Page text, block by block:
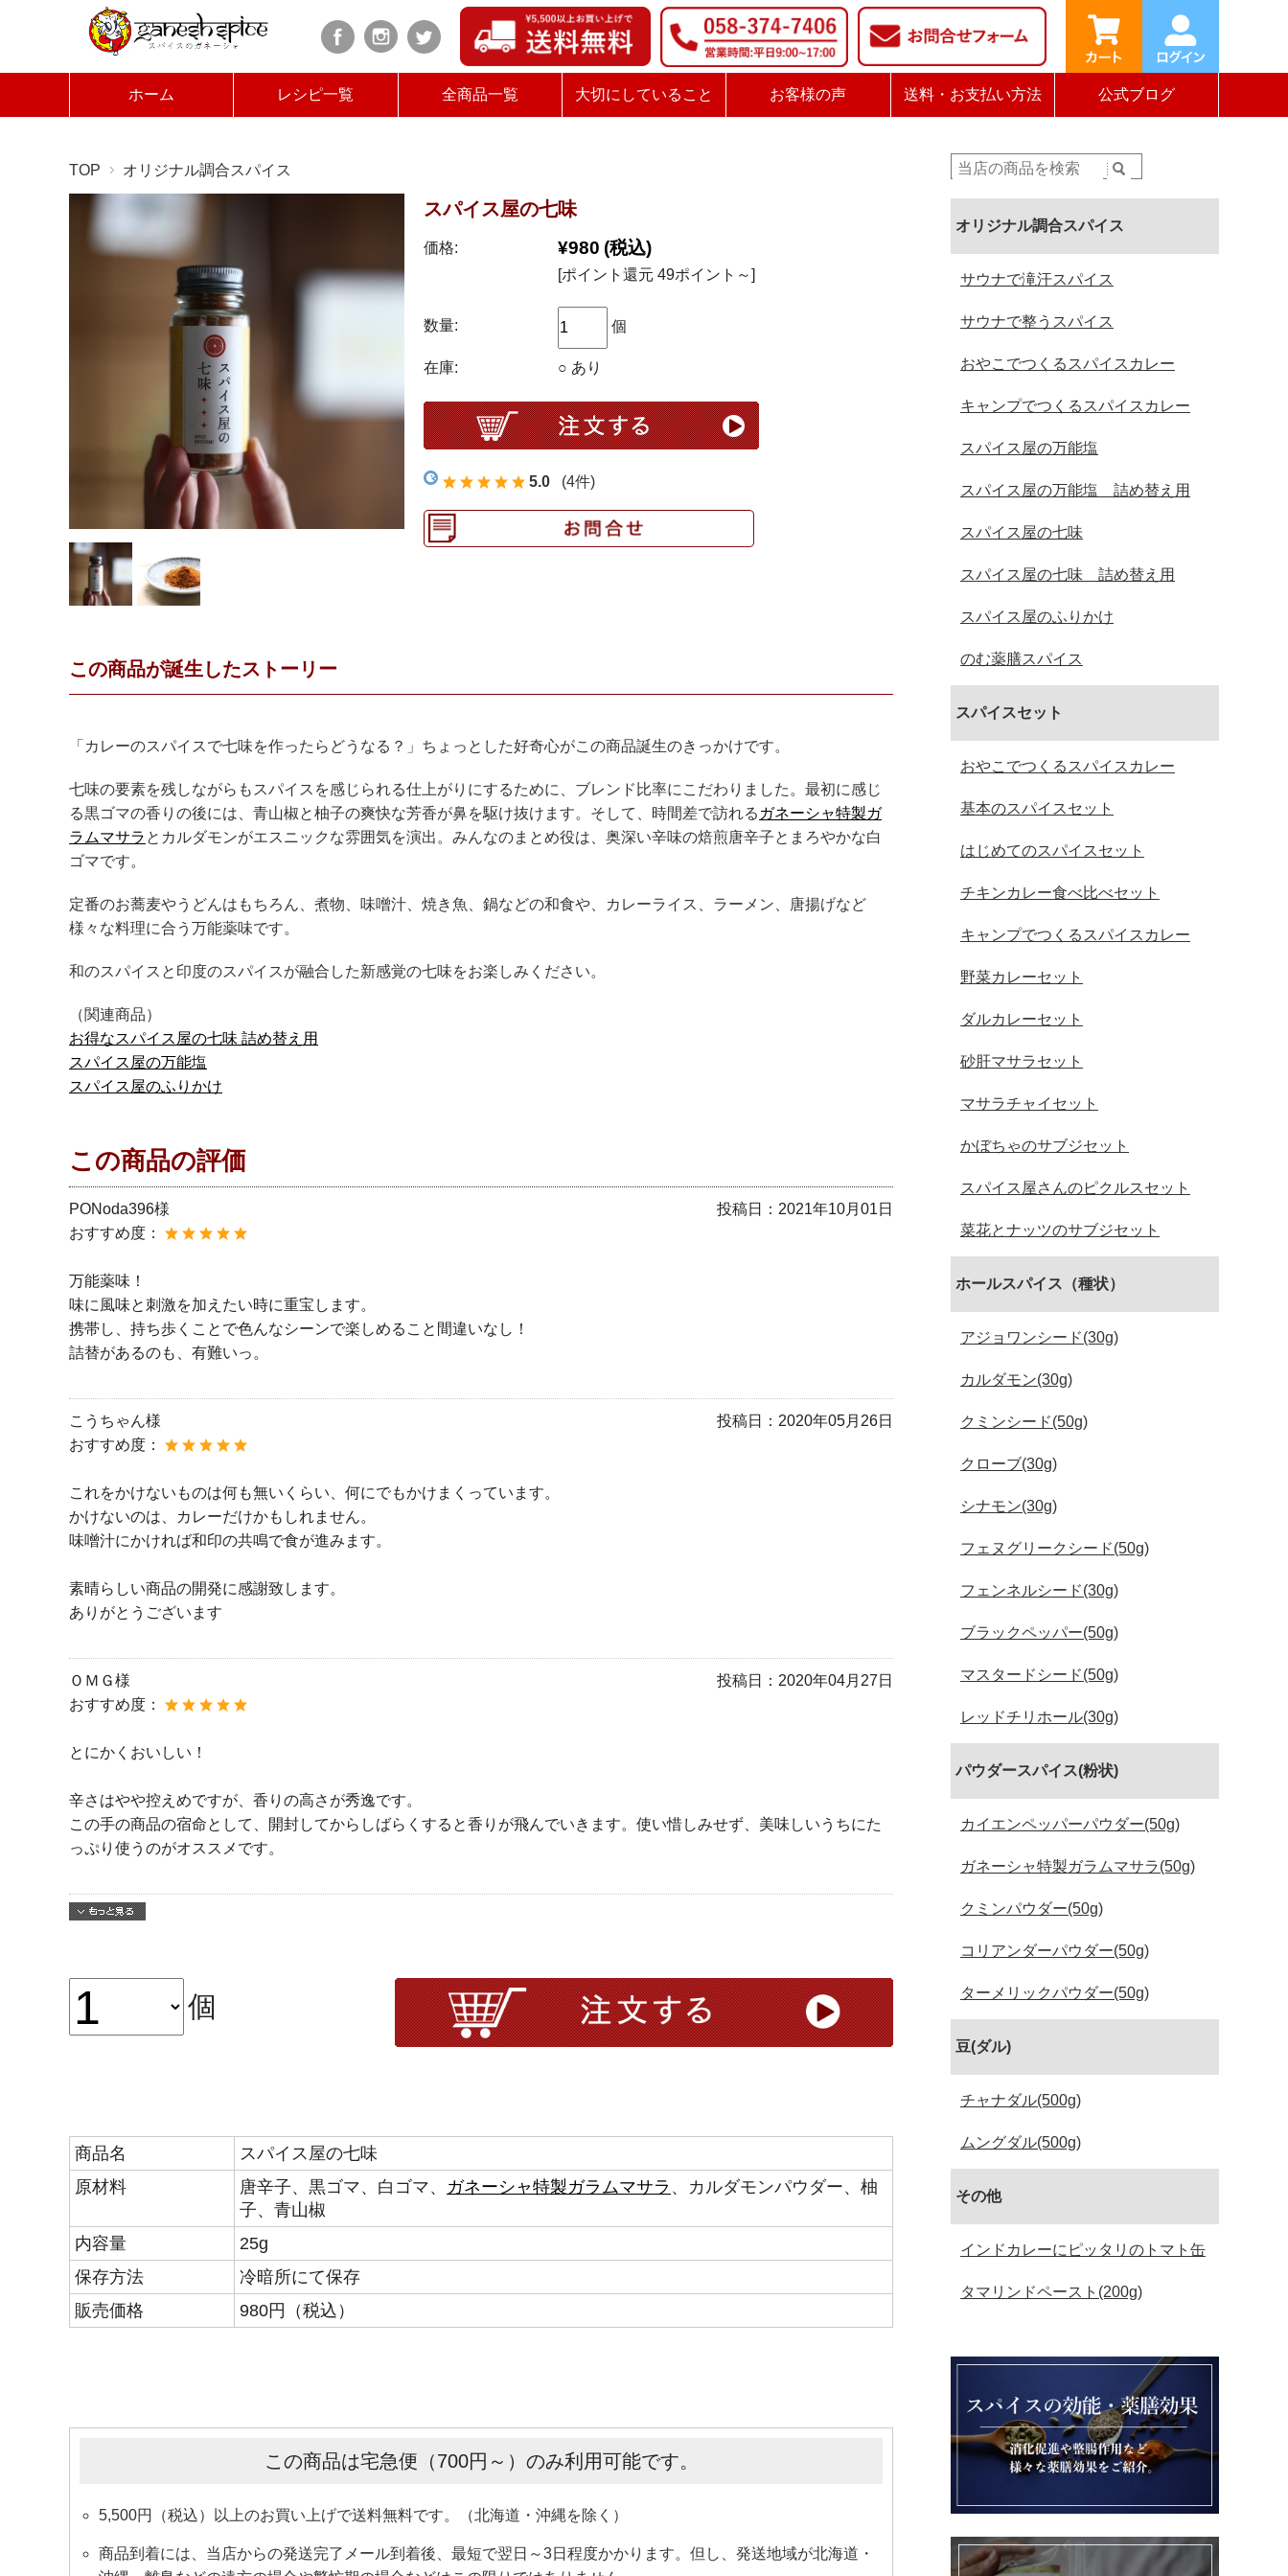
ホーム レシピ一覧 全商品一覧 大切にしていること お客様の声 送料・お支払い方法 公式ブログ
TOP オリジナル調合スパイス
スパイス屋の七味
価格: ¥980 (税込)
[ポイント還元 49ポイント～]
数量: 個
在庫: ○ あり
5.0 (4件)
この商品が誕生したストーリー
「カレーのスパイスで七味を作ったらどうなる？」ちょっとした好奇心がこの商品誕生のきっかけです。
七味の要素を残しながらもスパイスを感じられる仕上がりにするために、ブレンド比率にこだわりました。最初に感じ
る黒ゴマの香りの後には、青山椒と柚子の爽快な芳香が鼻を駆け抜けます。そして、時間差で訪れる ガネーシャ特製ガ
ラムマサラ とカルダモンがエスニックな雰囲気を演出。みんなのまとめ役は、奥深い辛味の焙煎唐辛子とまろやかな白
ゴマです。
定番のお蕎麦やうどんはもちろん、煮物、味噌汁、焼き魚、鍋などの和食や、カレーライス、ラーメン、唐揚げなど
様々な料理に合う万能薬味です。
和のスパイスと印度のスパイスが融合した新感覚の七味をお楽しみください。
（関連商品）
お得なスパイス屋の七味 詰め替え用
スパイス屋の万能塩
スパイス屋のふりかけ
この商品の評価
PONoda396様 投稿日： 2021年10月01日
おすすめ度：
万能薬味！
味に風味と刺激を加えたい時に重宝します。
携帯し、持ち歩くことで色んなシーンで楽しめること間違いなし！
詰替があるのも、有難いっ。
こうちゃん様 投稿日： 2020年05月26日
おすすめ度：
これをかけないものは何も無いくらい、何にでもかけまくっています。
かけないのは、カレーだけかもしれません。
味噌汁にかければ和印の共鳴で食が進みます。
素晴らしい商品の開発に感謝致します。
ありがとうございます
ＯＭＧ様 投稿日： 2020年04月27日
おすすめ度：
とにかくおいしい！
辛さはやや控えめですが、香りの高さが秀逸です。
この手の商品の宿命として、開封してからしばらくすると香りが飛んでいきます。使い惜しみせず、美味しいうちにた
っぷり使うのがオススメです。
個
商品名
スパイス屋の七味
原材料
唐辛子、黒ゴマ、白ゴマ、 ガネーシャ特製ガラムマサラ 、カルダモンパウダー、柚
子、青山椒
内容量
25g
保存方法
冷暗所にて保存
販売価格
980円（税込）
この商品は宅急便（700円～）のみ利用可能です。
5,500円（税込）以上のお買い上げで送料無料です。（北海道・沖縄を除く）
商品到着には、当店からの発送完了メール到着後、最短で翌日～3日程度かかります。但し、発送地域が北海道・
オリジナル調合スパイス
サウナで滝汗スパイス
サウナで整うスパイス
おやこでつくるスパイスカレー
キャンプでつくるスパイスカレー
スパイス屋の万能塩
スパイス屋の万能塩 詰め替え用
スパイス屋の七味
スパイス屋の七味 詰め替え用
スパイス屋のふりかけ
のむ薬膳スパイス
スパイスセット
おやこでつくるスパイスカレー
基本のスパイスセット
はじめてのスパイスセット
チキンカレー食べ比べセット
キャンプでつくるスパイスカレー
野菜カレーセット
ダルカレーセット
砂肝マサラセット
マサラチャイセット
かぼちゃのサブジセット
スパイス屋さんのピクルスセット
菜花とナッツのサブジセット
ホールスパイス（種状）
アジョワンシード(30g)
カルダモン(30g)
クミンシード(50g)
クローブ(30g)
シナモン(30g)
フェヌグリークシード(50g)
フェンネルシード(30g)
ブラックペッパー(50g)
マスタードシード(50g)
レッドチリホール(30g)
パウダースパイス(粉状)
カイエンペッパーパウダー(50g)
ガネーシャ特製ガラムマサラ(50g)
クミンパウダー(50g)
コリアンダーパウダー(50g)
ターメリックパウダー(50g)
豆(ダル)
チャナダル(500g)
ムングダル(500g)
その他
インドカレーにピッタリのトマト缶
タマリンドペースト(200g)